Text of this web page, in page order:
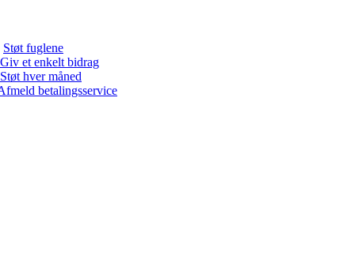
Støt fuglene
Giv et enkelt bidrag
Støt hver måned
betalingsservice